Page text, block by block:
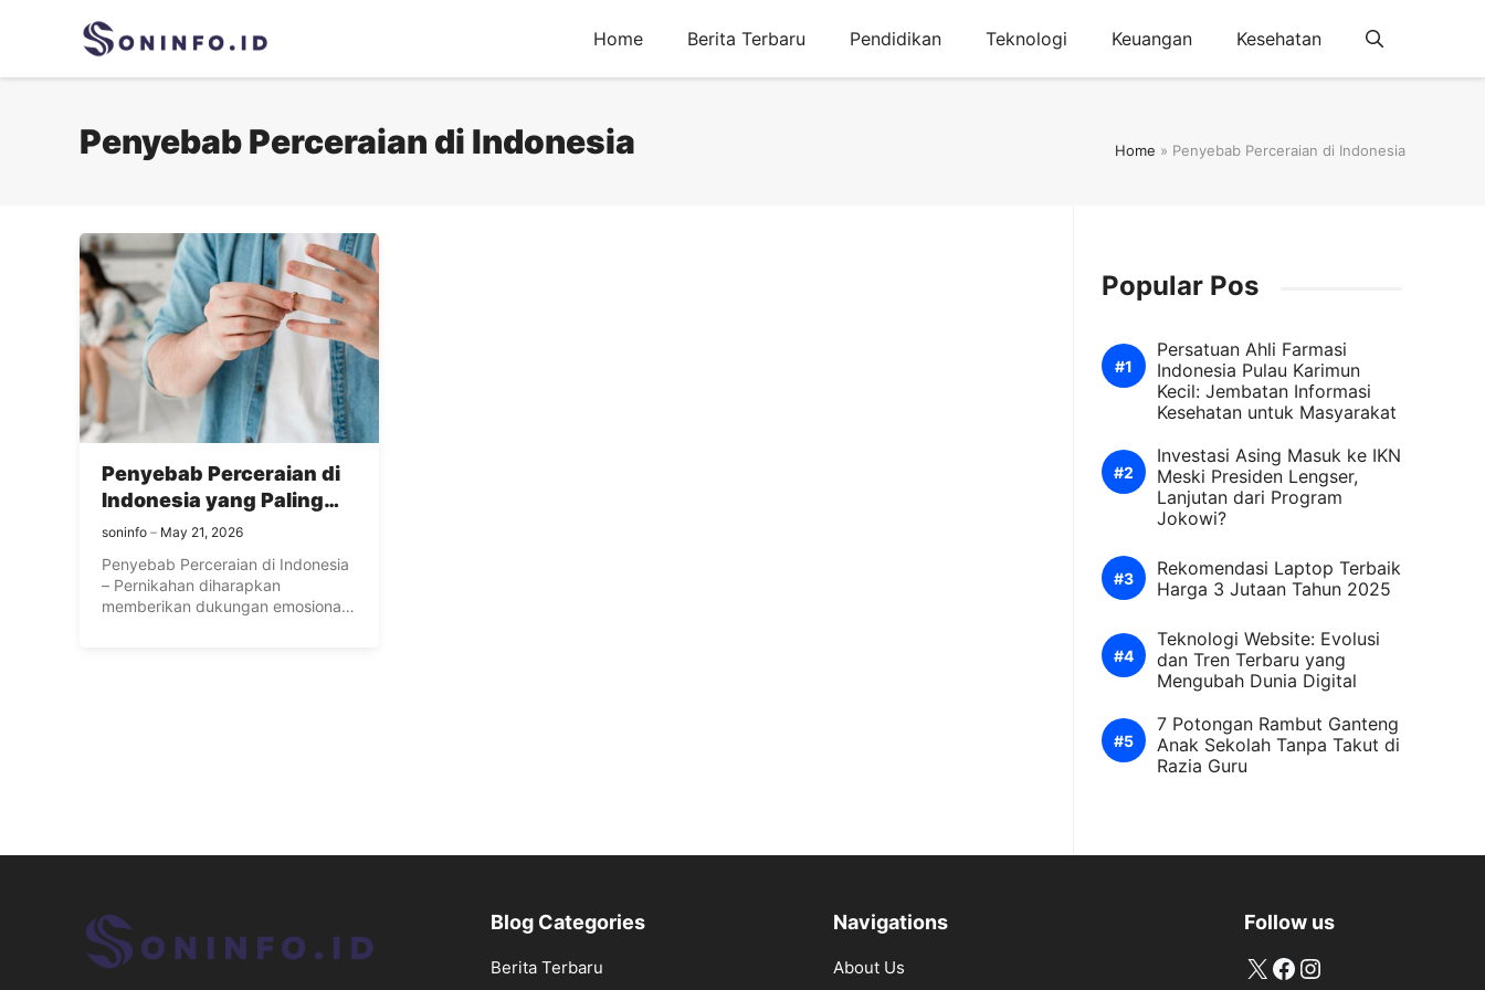
Home Berita Terbaru Pendidikan Teknologi Keuangan Kesehatan
Penyebab Perceraian di Indonesia Home » Penyebab Perceraian di Indonesia
Penyebab Perceraian di
Indonesia yang Paling
Umum Terjadi
soninfo May 21, 2026
Penyebab Perceraian di Indonesia
– Pernikahan diharapkan
memberikan dukungan emosional,
Popular Pos
Persatuan Ahli Farmasi
Indonesia Pulau Karimun
Kecil: Jembatan Informasi
Kesehatan untuk Masyarakat
Investasi Asing Masuk ke IKN
Meski Presiden Lengser,
Lanjutan dari Program
Jokowi?
Rekomendasi Laptop Terbaik
Harga 3 Jutaan Tahun 2025
Teknologi Website: Evolusi
dan Tren Terbaru yang
Mengubah Dunia Digital
7 Potongan Rambut Ganteng
Anak Sekolah Tanpa Takut di
Razia Guru
Blog Categories
Berita Terbaru
Navigations
About Us
Follow us
X Facebook
Instagram